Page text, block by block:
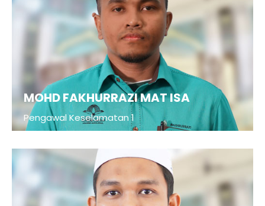
MOHD FAKHURRAZI MAT ISA
Pengawal Keselamatan 1